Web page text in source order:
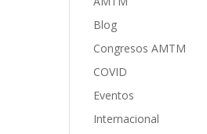
Blog
Congresos AMTM
COVID
Eventos
Internacional